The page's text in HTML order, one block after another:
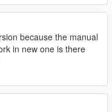
because the manual
in new one is there